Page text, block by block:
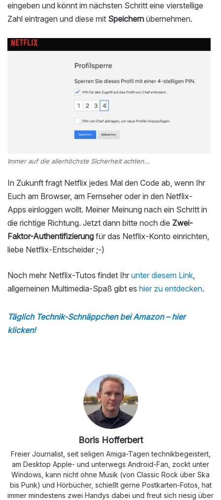
eingeben und könnt im nächsten Schritt eine vierstellige
Zahl eintragen und diese mit Speichern übernehmen.
Immer auf die allerhöchste Sicherheit achten...
In Zukunft fragt Netflix jedes Mal den Code ab, wenn Ihr
Euch am Browser, am Fernseher oder in den Netflix-
Apps einloggen wollt. Meiner Meinung nach ein Schritt in
die richtige Richtung. Jetzt dann bitte noch die Zwei-
Faktor-Authentifizierung für das Netflix-Konto einrichten,
liebe Netflix-Entscheider ;-)
Noch mehr Netflix-Tutos findet Ihr unter diesem Link
allgemeinen Multimedia-Spaß gibt es hier zu entdecken.
Täglich Technik-Schnäppchen bei Amazon – hier
klicken!
Boris Hofferbert
Freier Journalist, seit seligen Amiga-Tagen technikbegeistert,
am Desktop Apple- und unterwegs Android-Fan, zockt unter
Windows, kann nicht ohne Musik (von Classic Rock über Ska
bis Punk) und Hörbücher, schießt gerne Postkarten-Fotos, hat
immer mindestens zwei Handys dabei und freut sich riesig über